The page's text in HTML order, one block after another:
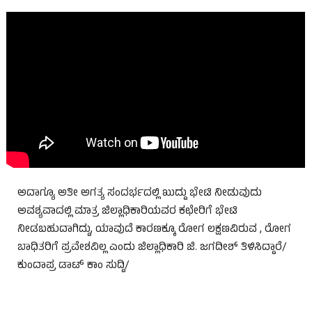
ಅದಾಗ್ಯೂ ಅತೀ ಅಗತ್ಯ ಸಂದರ್ಭದಲ್ಲಿ ಖುದ್ದು ಭೇಟಿ ನೀಡುವುದು
ಅವಶ್ಯವಾದಲ್ಲಿ ಮಾತ್ರ ಜಿಲ್ಲಾಧಿಕಾರಿಯವರ ಕಛೇರಿಗೆ ಭೇಟಿ
ನೀಡಬಹುದಾಗಿದ್ದು, ಯಾವುದೆ ಕಾರಣಕ್ಕೂ ರೋಗ ಲಕ್ಷಣವಿರುವ , ರೋಗ
ಬಾಧಿತರಿಗೆ ಪ್ರವೇಶವಿಲ್ಲ ಎಂದು ಜಿಲ್ಲಾಧಿಕಾರಿ ಜಿ. ಜಗದೀಶ್ ತಿಳಿಸಿದ್ದಾರೆ/
ಕುಂದಾಪ್ರ ಡಾಟ್ ಕಾಂ ಸುದ್ದಿ/